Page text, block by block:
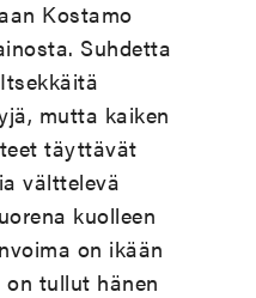
Kostamo
Suhdetta
mutta kaiken
täyttävät
välttelevä
kuolleen
on ikään
tullut hänen